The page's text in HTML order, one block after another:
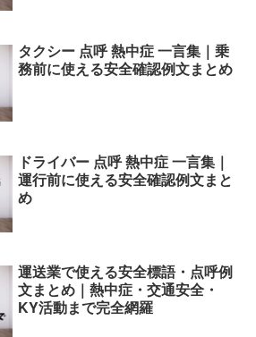
タクシー 点呼 熱中症 一言集｜乗
務前に使える安全確認例文まとめ
ドライバー 点呼 熱中症 一言集｜
運行前に使える安全確認例文まと
め
運送業で使える安全標語・点呼例
文まとめ｜熱中症・交通安全・
KY活動まで完全網羅